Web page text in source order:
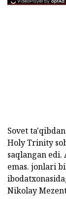
Sovet
Holy Trinity
saqlangan
emas. jonlari
Nikolay